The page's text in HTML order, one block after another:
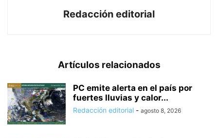
Redacción editorial
Artículos relacionados
PC emite alerta en el país por
fuertes lluvias y calor...
Redacción editorial - agosto 8, 2026